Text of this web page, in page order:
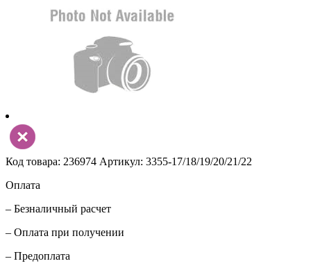
Код товара: 236974 Артикул: 3355-17/18/19/20/21/22
Оплата
– Безналичный расчет
– Оплата при получении
– Предоплата